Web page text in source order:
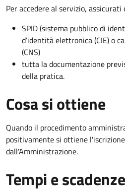
Per accedere al servizio, assicurati
SPID (sistema pubblico di
d’identità elettronica (CIE) o
(CNS)
tutta la documentazione
della pratica.
Cosa si ottiene
Quando il procedimento
positivamente si ottiene
dall'Amministrazione.
Tempi e scadenze